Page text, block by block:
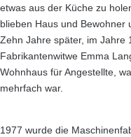
etwas aus der Küche zu
blieben Haus und Bewohner
Zehn Jahre später, im Jahre
Fabrikantenwitwe Emma
Wohnhaus für Angestellte,
mehrfach war.
1977 wurde die